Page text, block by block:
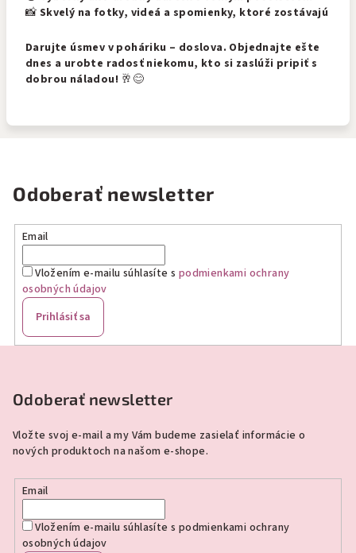
📸 Skvelý na fotky, videá a spomienky, ktoré zostávajú
Darujte úsmev v poháriku – doslova. Objednajte ešte
dnes a urobte radosť niekomu, kto si zaslúži pripiť s
dobrou náladou! 🥂😊
Odoberať newsletter
Email
Vložením e-mailu súhlasíte s podmienkami ochrany
osobných údajov
Prihlásiť sa
Odoberať newsletter
Vložte svoj e-mail a my Vám budeme zasielať informácie o
nových produktoch na našom e-shope.
Email
Vložením e-mailu súhlasíte s podmienkami ochrany
osobných údajov